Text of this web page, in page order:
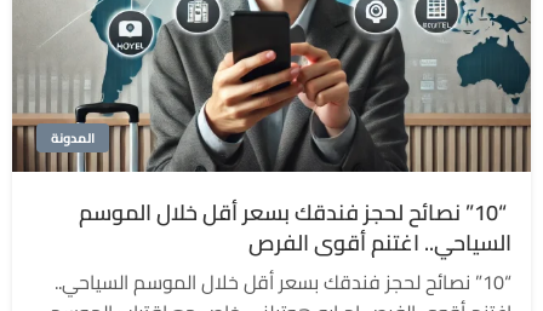
المدونة
“10” نصائح لحجز فندقك بسعر أقل خلال الموسم
السياحي.. اغتنم أقوى الفرص
“10” نصائح لحجز فندقك بسعر أقل خلال الموسم السياحي..